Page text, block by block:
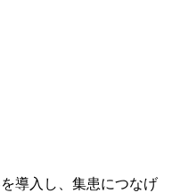
導入し、集患につなげ